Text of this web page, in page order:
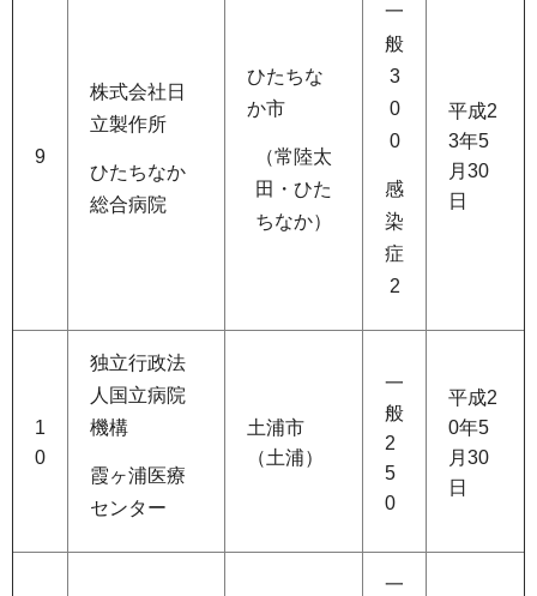
9
株式会社日
立製作所
ひたちなか
総合病院
ひたちな
か市
（常陸太
田・ひた
ちなか）
一
般
3
0
0
感
染
症
2
平成2
3年5
月30
日
1
0
独立行政法
人国立病院
機構
霞ヶ浦医療
センター
土浦市
（土浦）
一
般
2
5
0
平成2
0年5
月30
日
一